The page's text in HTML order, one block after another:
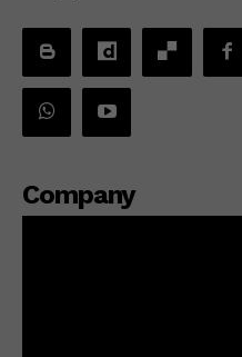
Company